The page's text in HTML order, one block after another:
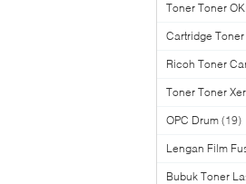
Toner Toner OKI
Cartridge
Ricoh Toner
Toner Toner
OPC Drum (19)
Lengan Film
Bubuk Toner